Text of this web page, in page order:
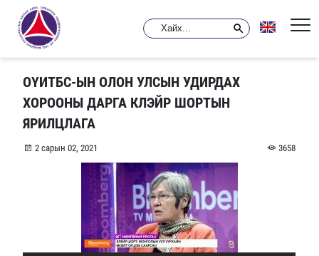
ОҮИТБС-ЫН ОЛОН УЛСЫН УДИРДАХ
ХОРООНЫ ДАРГА КЛЭЙР ШОРТЫН
ЯРИЛЦЛАГА
2 сарын 02, 2021 3658